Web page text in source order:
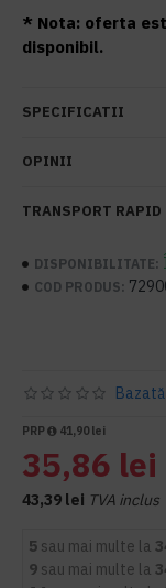
* Nota: oferta
disponibil.
SPECIFICATII
OPINII
TRANSPORT RAPID
DISPONIBILITATE:
COD PRODUS:
PRP 41,90 lei
35,86 lei
43,39 lei TVA inclus
5 sau mai multe la
9 sau mai multe la